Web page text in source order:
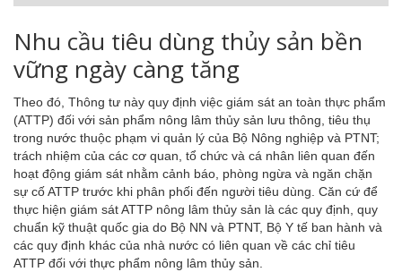
Nhu cầu tiêu dùng thủy sản bền
vững ngày càng tăng
Theo đó, Thông tư này quy định việc giám sát an toàn thực phẩm
(ATTP) đối với sản phẩm nông lâm thủy sản lưu thông, tiêu thụ
trong nước thuộc phạm vi quản lý của Bộ Nông nghiệp và PTNT;
trách nhiệm của các cơ quan, tổ chức và cá nhân liên quan đến
hoạt động giám sát nhằm cảnh báo, phòng ngừa và ngăn chặn
sự cố ATTP trước khi phân phối đến người tiêu dùng. Căn cứ để
thực hiện giám sát ATTP nông lâm thủy sản là các quy định, quy
chuẩn kỹ thuật quốc gia do Bộ NN và PTNT, Bộ Y tế ban hành và
các quy định khác của nhà nước có liên quan về các chỉ tiêu
ATTP đối với thực phẩm nông lâm thủy sản.